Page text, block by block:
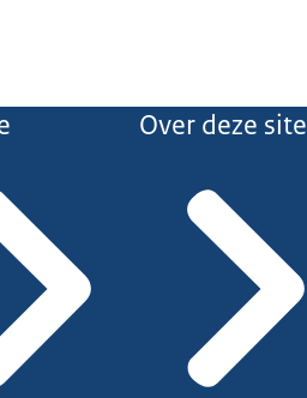
Over deze site